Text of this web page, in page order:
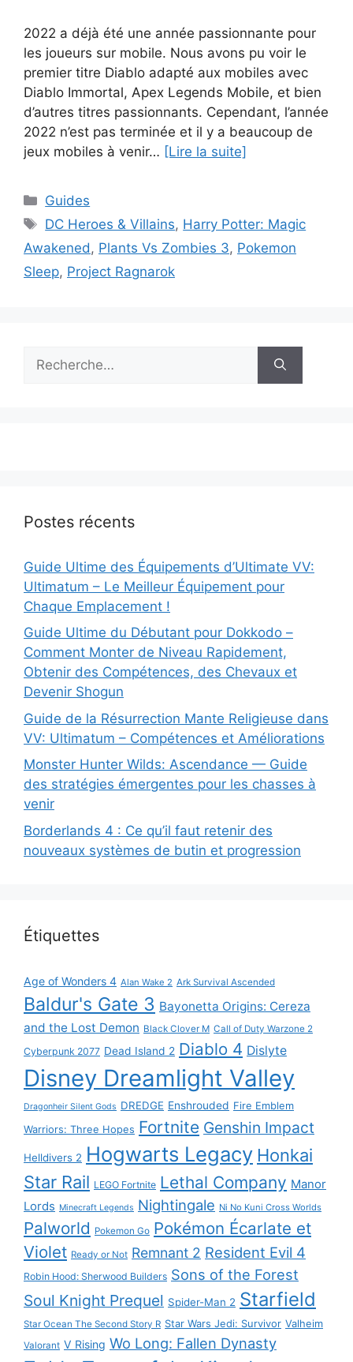
2022 a déjà été une année passionnante pour
les joueurs sur mobile. Nous avons pu voir le
premier titre Diablo adapté aux mobiles avec
Diablo Immortal, Apex Legends Mobile, et bien
d’autres titres passionnants. Cependant, l’année
2022 n’est pas terminée et il y a beaucoup de
jeux mobiles à venir… [Lire la suite]
Catégories
Guides
Étiquettes
DC Heroes & Villains, Harry Potter: Magic
Awakened , Plants Vs Zombies 3, Pokemon
Sleep, Project Ragnarok
Postes récents
Guide Ultime des Équipements d’Ultimate VV:
Ultimatum – Le Meilleur Équipement pour
Chaque Emplacement !
Guide Ultime du Débutant pour Dokkodo –
Comment Monter de Niveau Rapidement,
Obtenir des Compétences, des Chevaux et
Devenir Shogun
Guide de la Résurrection Mante Religieuse dans
VV: Ultimatum – Compétences et Améliorations
Monster Hunter Wilds: Ascendance — Guide
des stratégies émergentes pour les chasses à
venir
Borderlands 4 : Ce qu’il faut retenir des
nouveaux systèmes de butin et progression
Étiquettes
Age of Wonders 4 Alan Wake 2 Ark Survival Ascended
Baldur's Gate 3 Bayonetta Origins: Cereza
and the Lost Demon Black Clover M Call of Duty Warzone 2
Cyberpunk 2077 Dead Island 2 Diablo 4 Dislyte
Disney Dreamlight Valley
Dragonheir Silent Gods DREDGE Enshrouded Fire Emblem
Warriors: Three Hopes Fortnite Genshin Impact
Helldivers 2 Hogwarts Legacy Honkai
Star Rail LEGO Fortnite Lethal Company Manor
Lords Minecraft Legends Nightingale Ni No Kuni Cross Worlds
Palworld Pokemon Go Pokémon Écarlate et
Violet Ready or Not Remnant 2 Resident Evil 4
Robin Hood: Sherwood Builders Sons of the Forest
Soul Knight Prequel Spider-Man 2 Starfield
Star Ocean The Second Story R Star Wars Jedi: Survivor Valheim
Valorant V Rising Wo Long: Fallen Dynasty